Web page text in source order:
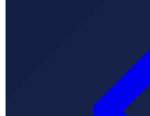
Linkaufbau-Studie
SEO-Mentoring
Blog